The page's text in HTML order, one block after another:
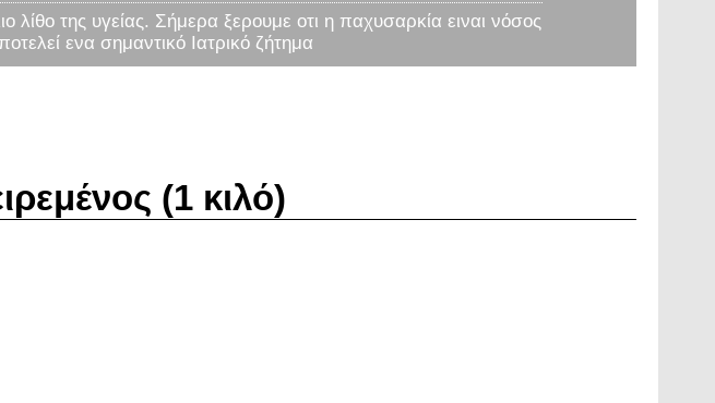
λίθο της υγείας. Σήμερα ξερουμε οτι η παχυσαρκία ειναι νόσος
ενα σημαντικό Ιατρικό ζήτημα
(1 κιλό)